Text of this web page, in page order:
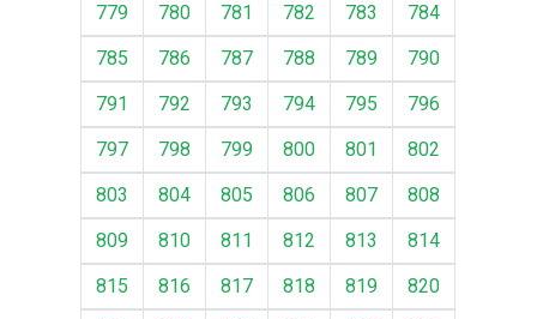
779
780 781 782 783
784
785
786 787 788 789
790
791
792 793 794 795
796
797
798 799 800 801
802
803
804 805 806 807
808
809
810 811 812 813
814
815
816 817 818 819
820